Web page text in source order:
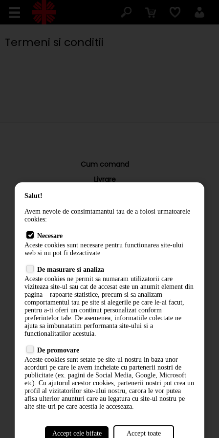
Termeni si conditii
Cum comand
Livrare
Termeni si conditii
Termeni si conditii
Politica de confidentialitate
ANPC
ABONARE LA NEWSLETTER
ABONARE
Salut!
Avem nevoie de consimtamantul tau de a folosi urmatoarele
cookies:
Necesare
Aceste cookies sunt necesare pentru functionarea site-ului
web si nu pot fi dezactivate
De masurare si analiza
Aceste cookies ne permit sa numaram utilizatorii care
viziteaza site-ul sau cat de accesat este un anumit element din
pagina – rapoarte statistice, precum si sa analizam
comportamentul tau pe site si alegerile pe care le-ai facut,
pentru a-ti oferi un continut personalizat conform
preferintelor tale. De asemenea, informatiile colectate ne
ajuta sa imbunatatim performanta site-ului si a
functionalitatilor acestuia.
De promovare
Aceste cookies sunt setate pe site-ul nostru in baza unor
acorduri pe care le avem incheiate cu partenerii nostri de
publicitate (ex. pagini de Social Media, Google, Microsoft
etc). Cu ajutorul acestor cookies, partenerii nostri pot crea un
profil al vizitatorilor site-ului nostru, carora le vor putea
afisa ulterior anunturi care au legatura cu site-ul nostru pe
alte site-uri pe care acestia le acceseaza.
Accept cele bifate Accept toate